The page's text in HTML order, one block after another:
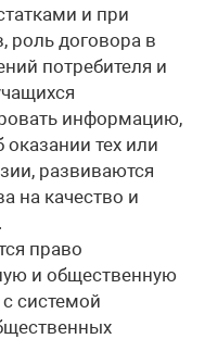
и при
роль договора в
потребителя и
информацию,
тех или
развиваются
на качество и
право
и общественную
системой